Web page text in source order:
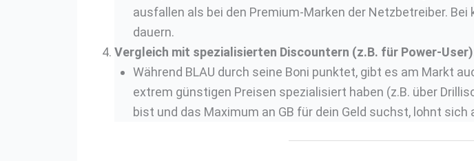
ausfallen als bei den Premium-Marken der Netzbetreiber.
dauern.
Vergleich mit spezialisierten Discountern (z.B. für Power-
Während BLAU durch seine Boni punktet, gibt es am Markt
extrem günstigen Preisen spezialisiert haben (z.B. über
bist und das Maximum an GB für dein Geld suchst, lohnt sich